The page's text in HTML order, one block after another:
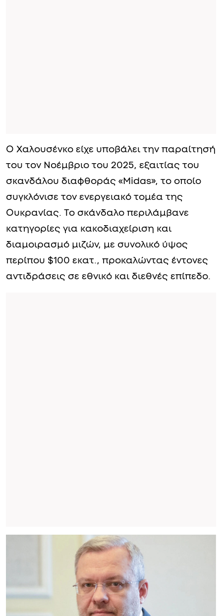
Ο Χαλουσένκο είχε υποβάλει την παραίτησή
του τον Νοέμβριο του 2025, εξαιτίας του
σκανδάλου διαφθοράς «Midas», το οποίο
συγκλόνισε τον ενεργειακό τομέα της
Ουκρανίας. Το σκάνδαλο περιλάμβανε
κατηγορίες για κακοδιαχείριση και
διαμοιρασμό μιζών, με συνολικό ύψος
περίπου $100 εκατ., προκαλώντας έντονες
αντιδράσεις σε εθνικό και διεθνές επίπεδο.